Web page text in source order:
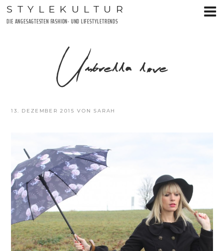
Zum
Inhalt
STYLEKULTUR
DIE ANGESAGTESTEN FASHION- UND LIFESTYLETRENDS
VERÖFFENTLICHT
13. DEZEMBER 2015 VONSARAH
Umbrella love